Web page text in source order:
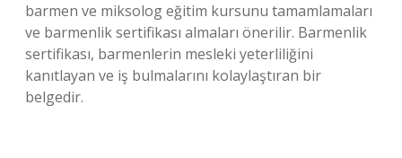
barmen ve miksolog eğitim kursunu tamamlamaları
ve barmenlik sertifikası almaları önerilir. Barmenlik
sertifikası, barmenlerin mesleki yeterliliğini
kanıtlayan ve iş bulmalarını kolaylaştıran bir
belgedir.